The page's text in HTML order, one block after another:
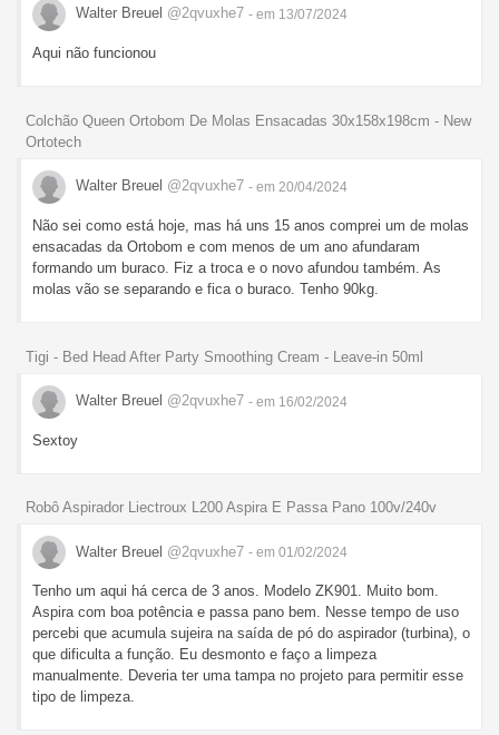
Walter Breuel @2qvuxhe7 - em 13/07/2024
Aqui não funcionou
Colchão Queen Ortobom De Molas Ensacadas 30x158x198cm - New
Ortotech
Walter Breuel @2qvuxhe7 - em 20/04/2024
Não sei como está hoje, mas há uns 15 anos comprei um de molas
ensacadas da Ortobom e com menos de um ano afundaram
formando um buraco. Fiz a troca e o novo afundou também. As
molas vão se separando e fica o buraco. Tenho 90kg.
Tigi - Bed Head After Party Smoothing Cream - Leave-in 50ml
Walter Breuel @2qvuxhe7 - em 16/02/2024
Sextoy
Robô Aspirador Liectroux L200 Aspira E Passa Pano 100v/240v
Walter Breuel @2qvuxhe7 - em 01/02/2024
Tenho um aqui há cerca de 3 anos. Modelo ZK901. Muito bom.
Aspira com boa potência e passa pano bem. Nesse tempo de uso
percebi que acumula sujeira na saída de pó do aspirador (turbina), o
que dificulta a função. Eu desmonto e faço a limpeza
manualmente. Deveria ter uma tampa no projeto para permitir esse
tipo de limpeza.